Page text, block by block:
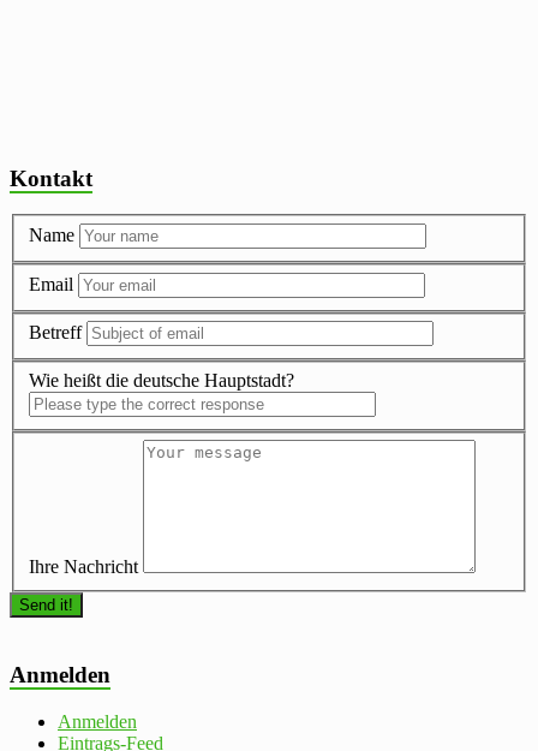
Kontakt
Name
Email
Betreff
Wie heißt die deutsche Hauptstadt?
Ihre Nachricht
Anmelden
Anmelden
Eintrags-Feed